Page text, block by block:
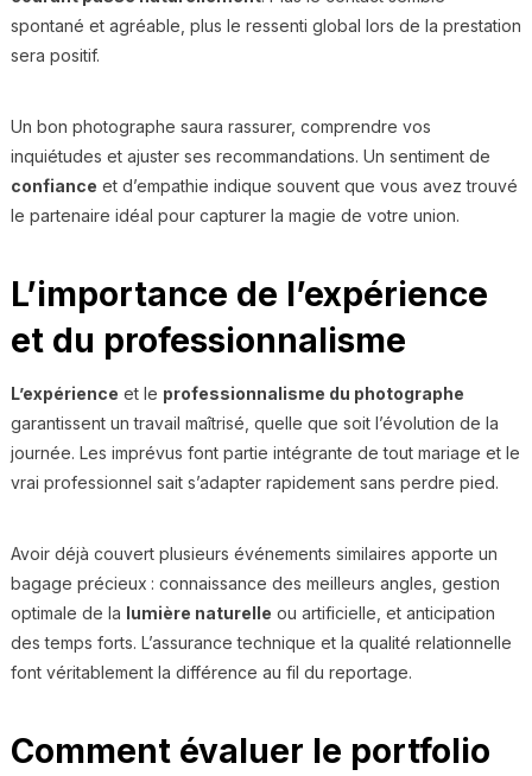
spontané et agréable, plus le ressenti global lors de la prestation
sera positif.
Un bon photographe saura rassurer, comprendre vos
inquiétudes et ajuster ses recommandations. Un sentiment de
confiance et d’empathie indique souvent que vous avez trouvé
le partenaire idéal pour capturer la magie de votre union.
L’importance de l’expérience
et du professionnalisme
L’expérience et le professionnalisme du photographe
garantissent un travail maîtrisé, quelle que soit l’évolution de la
journée. Les imprévus font partie intégrante de tout mariage et le
vrai professionnel sait s’adapter rapidement sans perdre pied.
Avoir déjà couvert plusieurs événements similaires apporte un
bagage précieux : connaissance des meilleurs angles, gestion
optimale de la lumière naturelle ou artificielle, et anticipation
des temps forts. L’assurance technique et la qualité relationnelle
font véritablement la différence au fil du reportage.
Comment évaluer le portfolio